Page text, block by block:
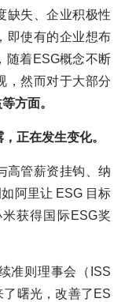
缺失、企业积极性
即使有的企业想布
随着ESG概念不断
，然而对于大部分
方面。
正在发生变化。
高管薪资挂钩、纳
阿里让 ESG 目标
获得国际ESG奖
准则理事会（ISS
曙光，改善了ES